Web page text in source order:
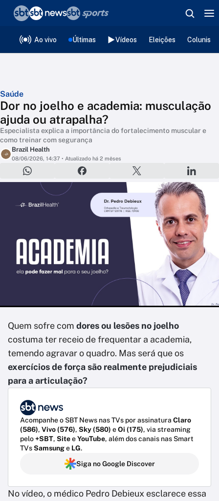
Ao vivo Últimas Vídeos Eleições
Saúde
Dor no joelho e academia: musculação
ajuda ou atrapalha?
Especialista explica a importância do fortalecimento muscular e
como treinar com segurança
Brazil Health
08/06/2026, 14:37 • Atualizado há 2 mêses
Quem sofre com dores ou lesões no joelho
costuma ter receio de frequentar a academia,
temendo agravar o quadro. Mas será que os
exercícios de força são realmente prejudiciais
para a articulação?
Acompanhe o SBT News nas TVs por assinatura Claro
(586), Vivo (576), Sky (580) eOi (175), via streaming
pelo+SBT, SiteeYouTube, além dos canais nas Smart
TVsSamsunge LG.
Siga no Google Discover
No vídeo, o médico Pedro Debieux esclarece essa
❮voltar
Editorias